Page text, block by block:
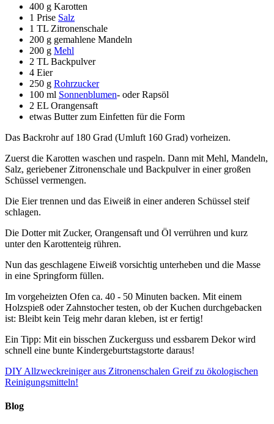
400 g Karotten
1 Prise Salz
1 TL Zitronenschale
200 g gemahlene Mandeln
200 g Mehl
2 TL Backpulver
4 Eier
250 g Rohrzucker
100 ml Sonnenblumen- oder Rapsöl
2 EL Orangensaft
etwas Butter zum Einfetten für die Form
Das Backrohr auf 180 Grad (Umluft 160 Grad) vorheizen.
Zuerst die Karotten waschen und raspeln. Dann mit Mehl, Mandeln,
Salz, geriebener Zitronenschale und Backpulver in einer großen
Schüssel vermengen.
Die Eier trennen und das Eiweiß in einer anderen Schüssel steif
schlagen.
Die Dotter mit Zucker, Orangensaft und Öl verrühren und kurz
unter den Karottenteig rühren.
Nun das geschlagene Eiweiß vorsichtig unterheben und die Masse
in eine Springform füllen.
Im vorgeheizten Ofen ca. 40 - 50 Minuten backen. Mit einem
Holzspieß oder Zahnstocher testen, ob der Kuchen durchgebacken
ist: Bleibt kein Teig mehr daran kleben, ist er fertig!
Ein Tipp: Mit ein bisschen Zuckerguss und essbarem Dekor wird
schnell eine bunte Kindergeburtstagstorte daraus!
DIY Allzweckreiniger aus Zitronenschalen Greif zu ökologischen
Reinigungsmitteln!
Blog